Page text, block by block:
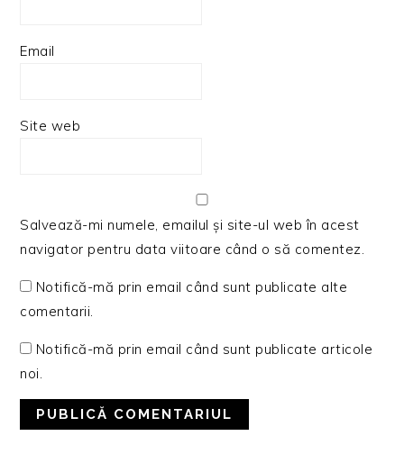
Email
Site web
Salvează-mi numele, emailul și site-ul web în acest
navigator pentru data viitoare când o să comentez.
Notifică-mă prin email când sunt publicate alte
comentarii.
Notifică-mă prin email când sunt publicate articole
noi.